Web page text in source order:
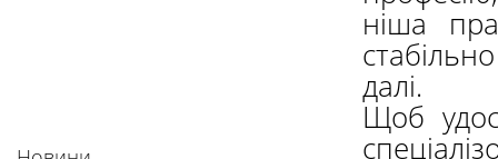
ніша
далі.
Щоб